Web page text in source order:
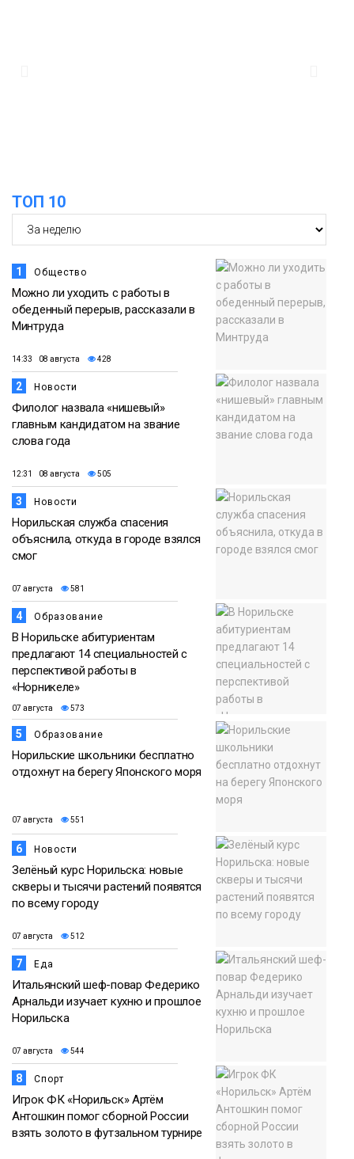
Новости
ТОП 10
1 Общество
Можно ли уходить с работы в
обеденный перерыв, рассказали в
Минтруда
14:33 08 августа 428
2 Новости
Филолог назвала «нишевый»
главным кандидатом на звание
слова года
12:31 08 августа 505
3 Новости
Норильская служба спасения
объяснила, откуда в городе взялся
смог
07 августа 581
4 Образование
В Норильске абитуриентам
предлагают 14 специальностей с
перспективой работы в
«Норникеле»
07 августа 573
5 Образование
Норильские школьники бесплатно
отдохнут на берегу Японского моря
07 августа 551
6 Новости
Зелёный курс Норильска: новые
скверы и тысячи растений появятся
по всему городу
07 августа 512
7 Еда
Итальянский шеф-повар Федерико
Арнальди изучает кухню и прошлое
Норильска
07 августа 544
8 Спорт
Игрок ФК «Норильск» Артём
Антошкин помог сборной России
взять золото в футзальном турнире